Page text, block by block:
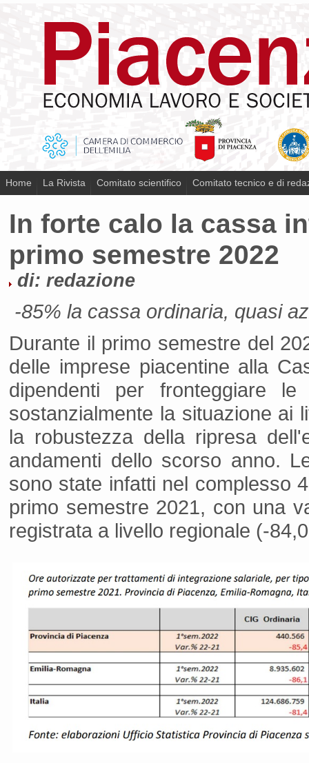
Home La Rivista Comitato scientifico Comitato tecnico e di
In forte calo la cassa
primo semestre 2022
di: redazione
-85% la cassa ordinaria, quasi
Durante il primo semestre del
delle imprese piacentine alla
dipendenti per fronteggiare
sostanzialmente la situazione ai
la robustezza della ripresa
andamenti dello scorso anno.
sono state infatti nel complesso
primo semestre 2021, con una
registrata a livello regionale (-